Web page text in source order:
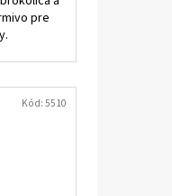
pre
Kód:5510